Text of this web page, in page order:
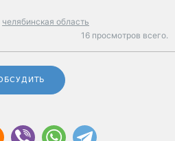
челябинская область
16 просмотров всего.